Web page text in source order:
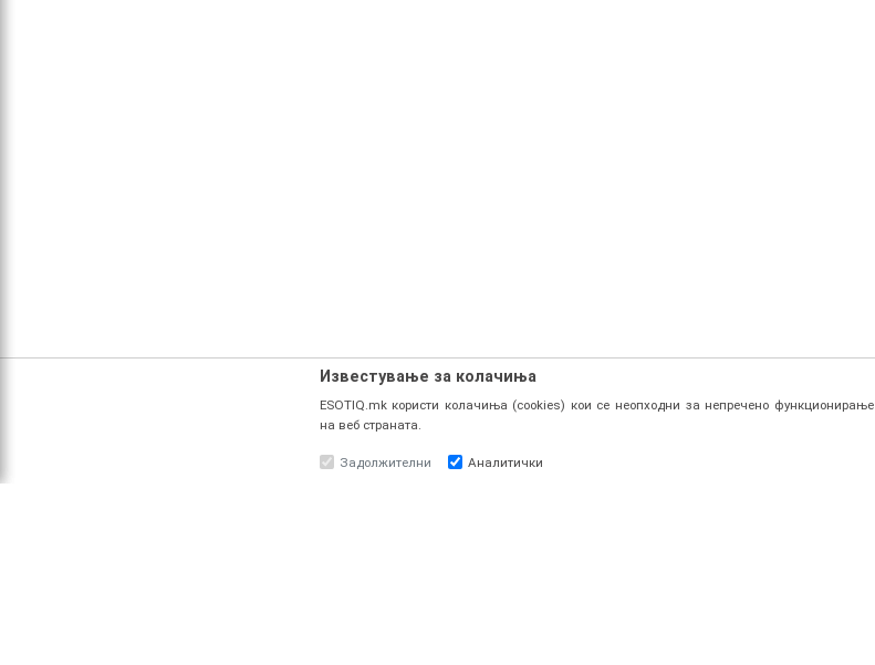
Известување за колачиња
ESOTIQ.mk користи колачиња (cookies) кои се неопходни за непречено функционирање
на веб страната.
Задолжителни Аналитички